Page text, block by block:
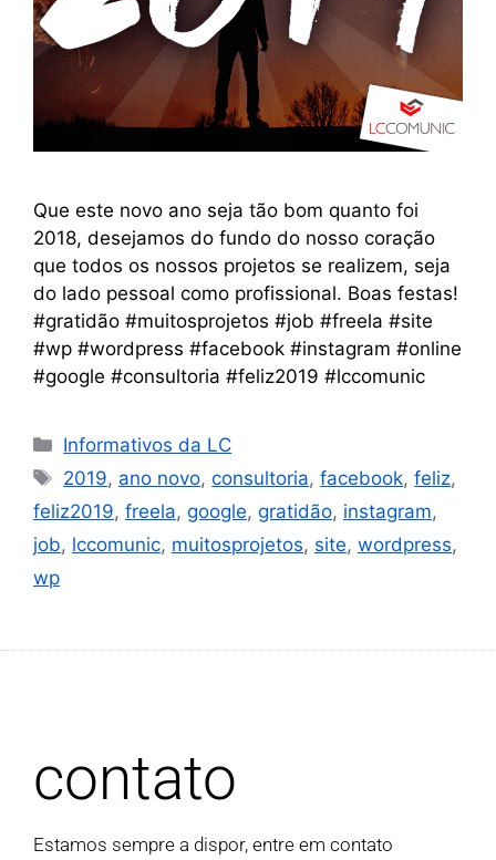
Que este novo ano seja tão bom quanto foi
2018, desejamos do fundo do nosso coração
que todos os nossos projetos se realizem, seja
do lado pessoal como profissional. Boas festas!
#gratidão #muitosprojetos #job #freela #site
#wp #wordpress #facebook #instagram #online
#google #consultoria #feliz2019 #lccomunic
Informativos da LC
2019, ano novo,consultoria,facebook,feliz,
feliz2019, freela, google, gratidão, instagram,
job, lccomunic, muitosprojetos, site, wordpress,
wp
contato
Estamos sempre a dispor, entre em contato